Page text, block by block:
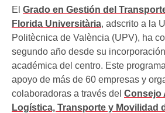
El Grado en Gestión del
Florida Universitària, adscrito a la
Politècnica de València (UPV), ha
segundo año desde su
académica del centro. Este
apoyo de más de 60 empresas y
colaboradoras a través del Consejo
Logística, Transporte y Movilidad